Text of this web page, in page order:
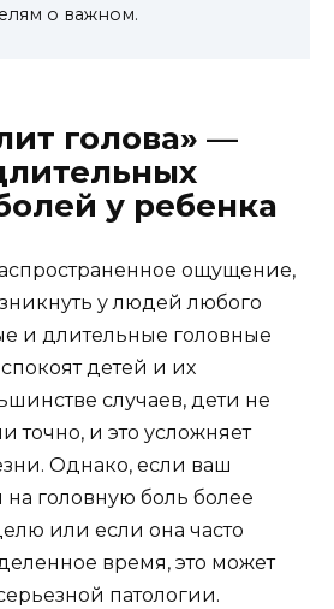
о важном.
голова» —
у ребенка
ощущение,
у людей любого
и длительные головные
детей и их
случаев, дети не
точно, и это усложняет
Однако, если ваш
на головную боль более
или если она часто
время, это может
патологии.